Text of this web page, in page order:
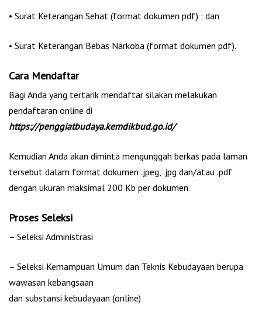
• Surat Keterangan Sehat (format dokumen pdf) ; dan
• Surat Keterangan Bebas Narkoba (format dokumen pdf).
Cara Mendaftar
Bagi Anda yang tertarik mendaftar silakan melakukan
pendaftaran online di
https://penggiatbudaya.kemdikbud.go.id/
Kemudian Anda akan diminta mengunggah berkas pada laman
tersebut dalam format dokumen .jpeg, .jpg dan/atau .pdf
dengan ukuran maksimal 200 Kb per dokumen.
Proses Seleksi
– Seleksi Administrasi
– Seleksi Kemampuan Umum dan Teknis Kebudayaan berupa
wawasan kebangsaan
dan substansi kebudayaan (online)